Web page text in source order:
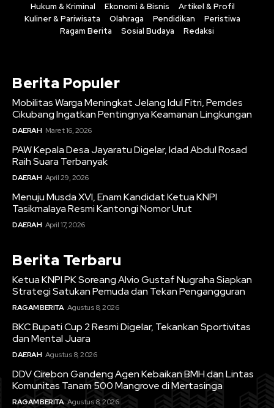
Hukum & Kriminal
Ekonomi & Bisnis
Artikel & Profil
Kuliner & Pariwisata
Olahraga Pendidikan
Peristiwa
Ragam Berita
Sosial Budaya Redaksi
Berita Populer
Mobilitas Warga Meningkat Jelang Idul Fitri, Pemdes
Cikubang Ingatkan Pentingnya Keamanan Lingkungan
DAERAH Maret 16, 2026
PAW Kepala Desa Jayaratu Digelar, Idad Abdul Rosad
Raih Suara Terbanyak
DAERAH April 29, 2026
Menuju Musda XVI, Enam Kandidat Ketua KNPI
Tasikmalaya Resmi Kantongi Nomor Urut
DAERAH April 17, 2026
Berita Terbaru
Ketua KNPI PK Soreang Alvio Gustaf Nugraha Siapkan
Strategi Satukan Pemuda dan Tekan Pengangguran
RAGAM BERITA Agustus 8, 2026
BKC Bupati Cup 2 Resmi Digelar, Tekankan Sportivitas
dan Mental Juara
DAERAH Agustus 8, 2026
DDV Cirebon Gandeng Agen Kebaikan BMH dan Lintas
Komunitas Tanam 500 Mangrove di Mertasinga
RAGAM BERITA Agustus 8, 2026